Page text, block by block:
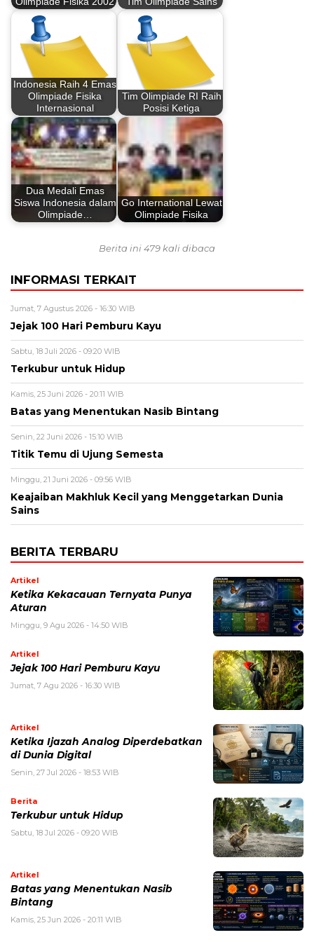
Indonesia Raih 4 Emas
Olimpiade Fisika
Internasional
Tim Olimpiade RI Raih
Posisi Ketiga
Dua Medali Emas
Siswa Indonesia dalam
Olimpiade…
Go International Lewat
Olimpiade Fisika
Berita ini 479 kali dibaca
INFORMASI TERKAIT
Jumat, 7 Agustus 2026 - 16:30 WIB
Jejak 100 Hari Pemburu Kayu
Sabtu, 18 Juli 2026 - 09:20 WIB
Terkubur untuk Hidup
Kamis, 25 Juni 2026 - 20:11 WIB
Batas yang Menentukan Nasib Bintang
Senin, 22 Juni 2026 - 15:10 WIB
Titik Temu di Ujung Semesta
Minggu, 21 Juni 2026 - 09:56 WIB
Keajaiban Makhluk Kecil yang Menggetarkan Dunia
Sains
BERITA TERBARU
Artikel
Ketika Kekacauan Ternyata Punya
Aturan
Minggu, 9 Agu 2026 - 14:50 WIB
Artikel
Jejak 100 Hari Pemburu Kayu
Jumat, 7 Agu 2026 - 16:30 WIB
Artikel
Ketika Ijazah Analog Diperdebatkan
di Dunia Digital
Senin, 27 Jul 2026 - 18:53 WIB
Berita
Terkubur untuk Hidup
Sabtu, 18 Jul 2026 - 09:20 WIB
Artikel
Batas yang Menentukan Nasib
Bintang
Kamis, 25 Jun 2026 - 20:11 WIB